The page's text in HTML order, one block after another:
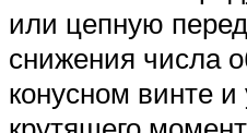
или цепную
снижения числа
конусном винте